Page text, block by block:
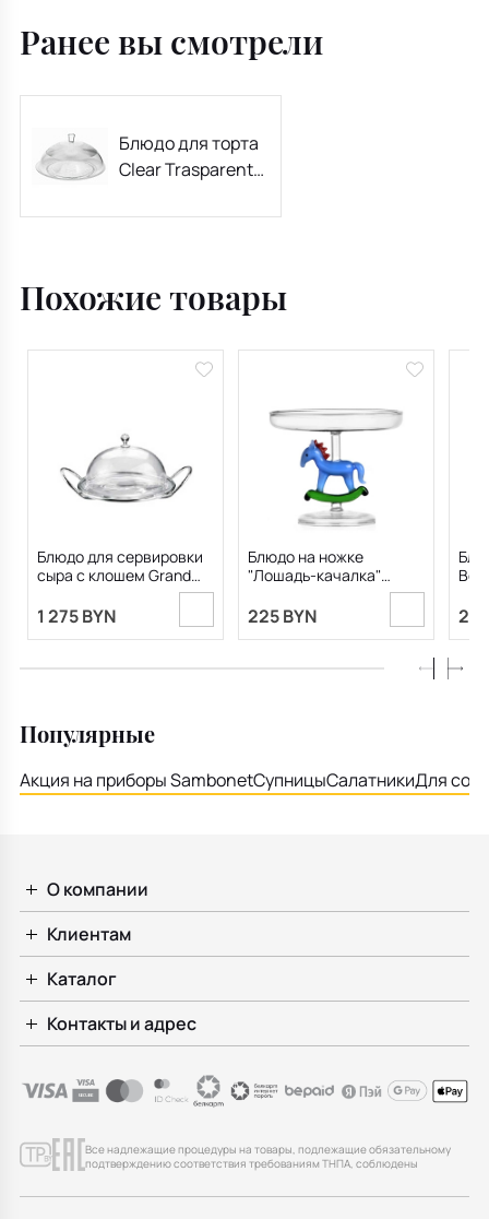
Ранее вы смотрели
Блюдо для торта
Clear Trasparente
крышкой
Похожие товары
Блюдо для сервировки
сыра с клошем Grand
1 275 BYN
Блюдо на ножке
"Лошадь-качалка"
Schiaccianoci 11,5х14 см
225 BYN
Популярные
Акция на приборы SambonetСупницыСалатникиДля
О компании
Клиентам
Каталог
Контакты и адрес
Все надлежащие процедуры на товары, подлежащие обязательному
подтверждению соответствия требованиям ТНПА, соблюдены